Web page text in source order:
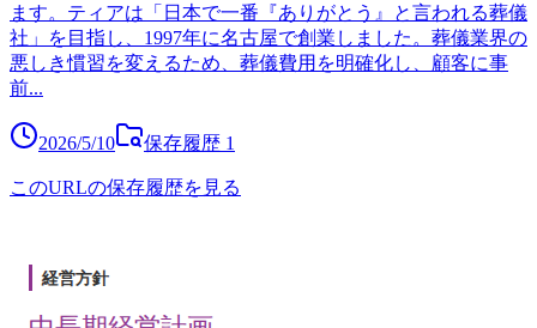
ます。ティアは「日本で一番『ありがとう』と言われる葬儀
社」を目指し、1997年に名古屋で創業しました。葬儀業界の
悪しき慣習を変えるため、葬儀費用を明確化し、顧客に事
前...
2026/5/10 保存履歴 1
このURLの保存履歴を見る